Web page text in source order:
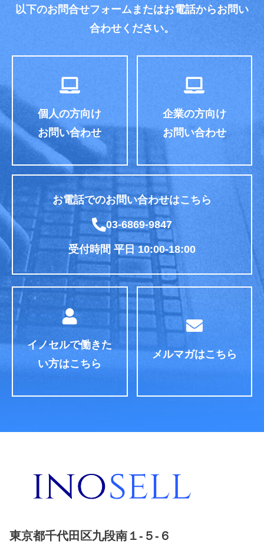
以下のお問合せフォームまたはお電話からお問い
合わせください。
個人の方向け
お問い合わせ
企業の方向け
お問い合わせ
お電話でのお問い合わせはこちら
03-6869-9847
受付時間 平日 10:00-18:00
イノセルで働きた
い方はこちら
メルマガはこちら
東京都千代田区九段南１-５-６